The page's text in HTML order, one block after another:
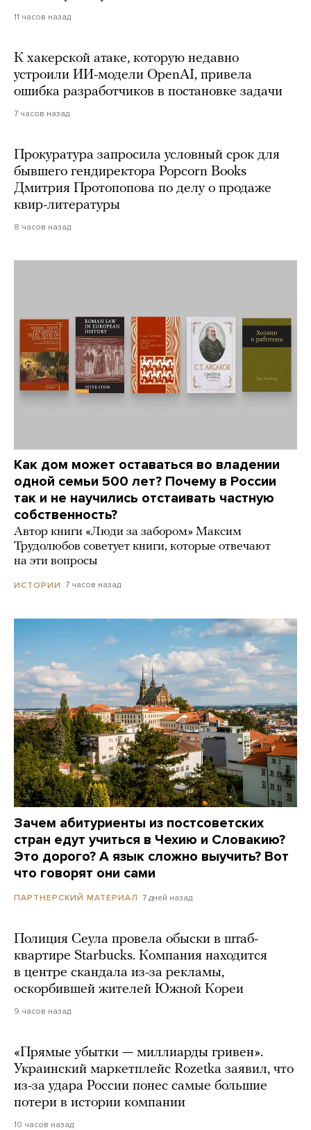
11 часов назад
К хакерской атаке, которую недавно
устроили ИИ-модели OpenAI, привела
ошибка разработчиков в постановке задачи
7 часов назад
Прокуратура запросила условный срок для
бывшего гендиректора Popcorn Books
Дмитрия Протопопова по делу о продаже
квир-литературы
8 часов назад
Как дом может оставаться во владении
одной семьи 500 лет? Почему в России
так и не научились отстаивать частную
собственность?
Автор книги «Люди за забором» Максим
Трудолюбов советует книги, которые отвечают
на эти вопросы
ИСТОРИИ 7 часов назад
Зачем абитуриенты из постсоветских
стран едут учиться в Чехию и Словакию?
Это дорого? А язык сложно выучить? Вот
что говорят они сами
ПАРТНЕРСКИЙ МАТЕРИАЛ 7 дней назад
Полиция Сеула провела обыски в штаб-
квартире Starbucks. Компания находится
в центре скандала из-за рекламы,
оскорбившей жителей Южной Кореи
9 часов назад
«Прямые убытки — миллиарды гривен».
Украинский маркетплейс Rozetka заявил, что
из-за удара России понес самые большие
потери в истории компании
10 часов назад